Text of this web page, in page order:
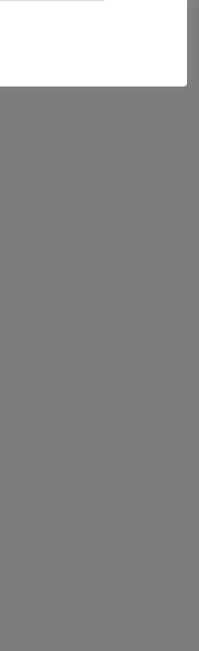
Koffer. Das